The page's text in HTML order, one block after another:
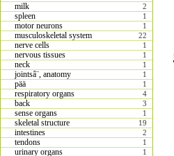
milk 2
spleen 1
motor neurons 1
musculoskeletal system 22
nerve cells 1
nervous tissues 1
neck 1
jointsâ¨, anatomy 1
pää 1
respiratory organs 4
back 3
sense organs 1
skeletal structure 19
intestines 2
tendons 1
urinary organs 1